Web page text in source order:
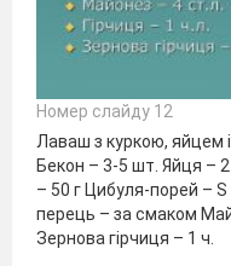
Номер слайду 12
Лаваш з куркою, яйцем
Бекон – 3-5 шт. Яйця –
– 50 г Цибуля-порей –
перець – за смаком
Зернова гірчиця – 1 ч.